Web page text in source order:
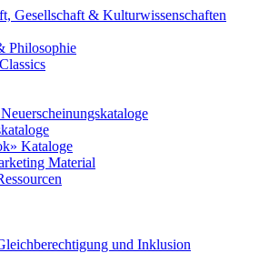
Gesellschaft & Kulturwissenschaften
Philosophie
Kataloge
Material
und Inklusion